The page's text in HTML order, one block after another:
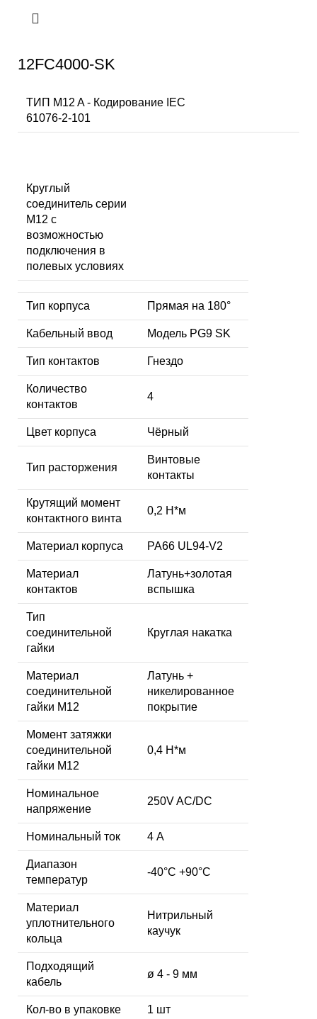
12FC4000-SK
ТИП M12 A - Кодирование IEC
61076-2-101
Круглый
соединитель серии
M12 с
возможностью
подключения в
полевых условиях
Тип корпуса Прямая на 180°
Кабельный ввод Модель PG9 SK
Тип контактов Гнездо
Количество
контактов
4
Цвет корпуса Чёрный
Тип расторжения
Винтовые
контакты
Крутящий момент
контактного винта
0,2 Н*м
Материал корпуса PA66 UL94-V2
Материал
контактов
Латунь+золотая
вспышка
Тип
соединительной
гайки
Круглая накатка
Материал
соединительной
гайки M12
Латунь +
никелированное
покрытие
Момент затяжки
соединительной
гайки M12
0,4 Н*м
Номинальное
напряжение
250V AC/DC
Номинальный ток 4 А
Диапазон
температур
-40°C +90°C
Материал
уплотнительного
кольца
Нитрильный
каучук
Подходящий
кабель
ø 4 - 9 мм
Кол-во в упаковке 1 шт